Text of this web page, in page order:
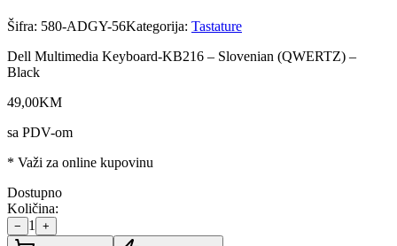
Šifra: 580-ADGY-56Kategorija: Tastature
Dell Multimedia Keyboard-KB216 – Slovenian (QWERTZ) –
Black
49,00KM
sa PDV-om
* Važi za online kupovinu
Dostupno
Količina:
− 1 +